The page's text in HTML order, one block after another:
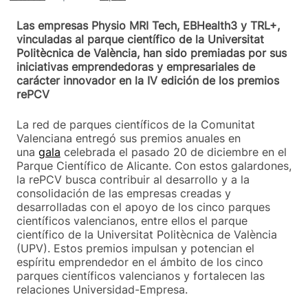
Las empresas Physio MRI Tech, EBHealth3 y TRL+,
vinculadas al parque científico de la Universitat
Politècnica de València, han sido premiadas por sus
iniciativas emprendedoras y empresariales de
carácter innovador en la IV edición de los premios
rePCV
La red de parques científicos de la Comunitat
Valenciana entregó sus premios anuales en
una gala celebrada el pasado 20 de diciembre en el
Parque Científico de Alicante. Con estos galardones,
la rePCV busca contribuir al desarrollo y a la
consolidación de las empresas creadas y
desarrolladas con el apoyo de los cinco parques
científicos valencianos, entre ellos el parque
científico de la Universitat Politècnica de València
(UPV). Estos premios impulsan y potencian el
espíritu emprendedor en el ámbito de los cinco
parques científicos valencianos y fortalecen las
relaciones Universidad-Empresa.